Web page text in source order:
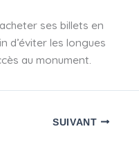
ses billets en
d’éviter les longues
au monument.
SUIVANT